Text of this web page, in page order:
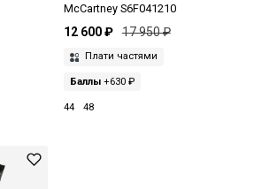
McCartney S6F041210
12 600 ₽ 17 950 ₽
Плати частями
Баллы+630 ₽
44 48